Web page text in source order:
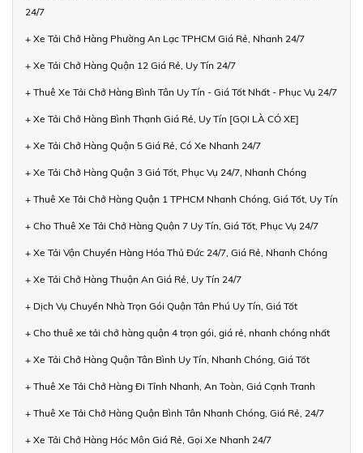
24/7
+ Xe Tải Chở Hàng Phường An Lạc TPHCM Giá Rẻ, Nhanh 24/7
+ Xe Tải Chở Hàng Quận 12 Giá Rẻ, Uy Tín 24/7
+ Thuê Xe Tải Chở Hàng Bình Tân Uy Tín - Giá Tốt Nhất - Phục Vụ 24/7
+ Xe Tải Chở Hàng Bình Thạnh Giá Rẻ, Uy Tín [GỌI LÀ CÓ XE]
+ Xe Tải Chở Hàng Quận 5 Giá Rẻ, Có Xe Nhanh 24/7
+ Xe Tải Chở Hàng Quận 3 Giá Tốt, Phục Vụ 24/7, Nhanh Chóng
+ Thuê Xe Tải Chở Hàng Quận 1 TPHCM Nhanh Chóng, Giá Tốt, Uy Tín
+ Cho Thuê Xe Tải Chở Hàng Quận 7 Uy Tín, Giá Tốt, Phục Vụ 24/7
+ Xe Tải Vận Chuyển Hàng Hóa Thủ Đức 24/7, Giá Rẻ, Nhanh Chóng
+ Xe Tải Chở Hàng Thuận An Giá Rẻ, Uy Tín 24/7
+ Dịch Vụ Chuyển Nhà Trọn Gói Quận Tân Phú Uy Tín, Giá Tốt
+ Cho thuê xe tải chở hàng quận 4 trọn gói, giá rẻ, nhanh chóng nhất
+ Xe Tải Chở Hàng Quận Tân Bình Uy Tín, Nhanh Chóng, Giá Tốt
+ Thuê Xe Tải Chở Hàng Đi Tỉnh Nhanh, An Toàn, Giá Cạnh Tranh
+ Thuê Xe Tải Chở Hàng Quận Bình Tân Nhanh Chóng, Giá Rẻ, 24/7
+ Xe Tải Chở Hàng Hóc Môn Giá Rẻ, Gọi Xe Nhanh 24/7